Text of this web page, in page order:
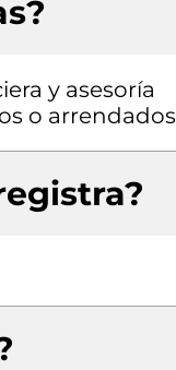
y asesoría
o arrendados